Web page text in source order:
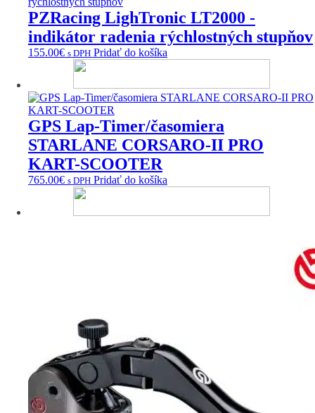
PZRacing LighTronic LT2000 -
indikátor radenia rýchlostných stupňov
155.00€ s DPH Pridať do košíka
GPS Lap-Timer/časomiera
STARLANE CORSARO-II PRO
KART-SCOOTER
765.00€ s DPH Pridať do košíka